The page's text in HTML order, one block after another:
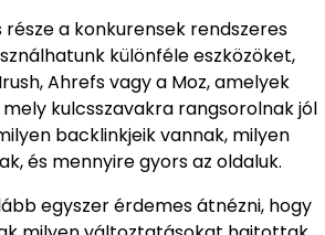
a konkurensek rendszeres
különféle eszközöket,
Ahrefs vagy a Moz, amelyek
kulcsszavakra rangsorolnak jól
backlinkjeik vannak, milyen
és mennyire gyors az oldaluk.
egyszer érdemes átnézni, hogy